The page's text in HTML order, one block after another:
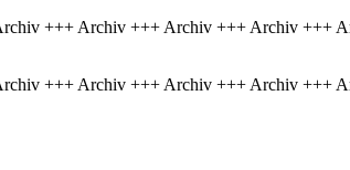
+++ Archiv +++ Archiv +++ Archiv +++
+++ Archiv +++ Archiv +++ Archiv +++